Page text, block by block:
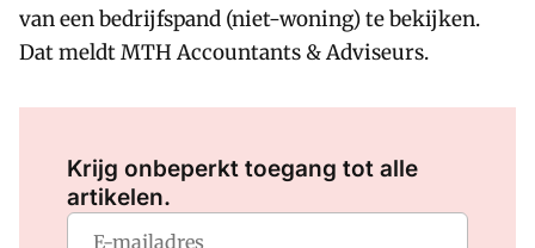
van een bedrijfspand (niet-woning) te bekijken.
Dat meldt MTH Accountants & Adviseurs.
Krijg onbeperkt toegang tot alle
artikelen.